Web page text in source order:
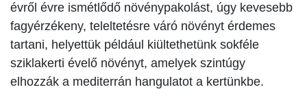
évről évre ismétlődő növénypakolást, úgy kevesebb
fagyérzékeny, teleltetésre váró növényt érdemes
tartani, helyettük például kiültethetünk sokféle
sziklakerti évelő növényt, amelyek szintúgy
elhozzák a mediterrán hangulatot a kertünkbe.